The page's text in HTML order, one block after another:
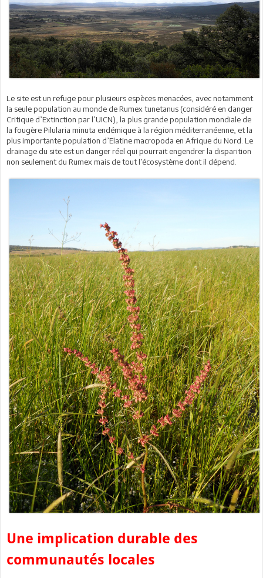
Le site est un refuge pour plusieurs espèces menacées, avec notamment
la seule population au monde de Rumex tunetanus (considéré en danger
Critique d’Extinction par l’UICN), la plus grande population mondiale de
la fougère Pilularia minuta endémique à la région méditerranéenne, et la
plus importante population d’Elatine macropoda en Afrique du Nord. Le
drainage du site est un danger réel qui pourrait engendrer la disparition
non seulement du Rumex mais de tout l’écosystème dont il dépend.
Une implication durable des
communautés locales